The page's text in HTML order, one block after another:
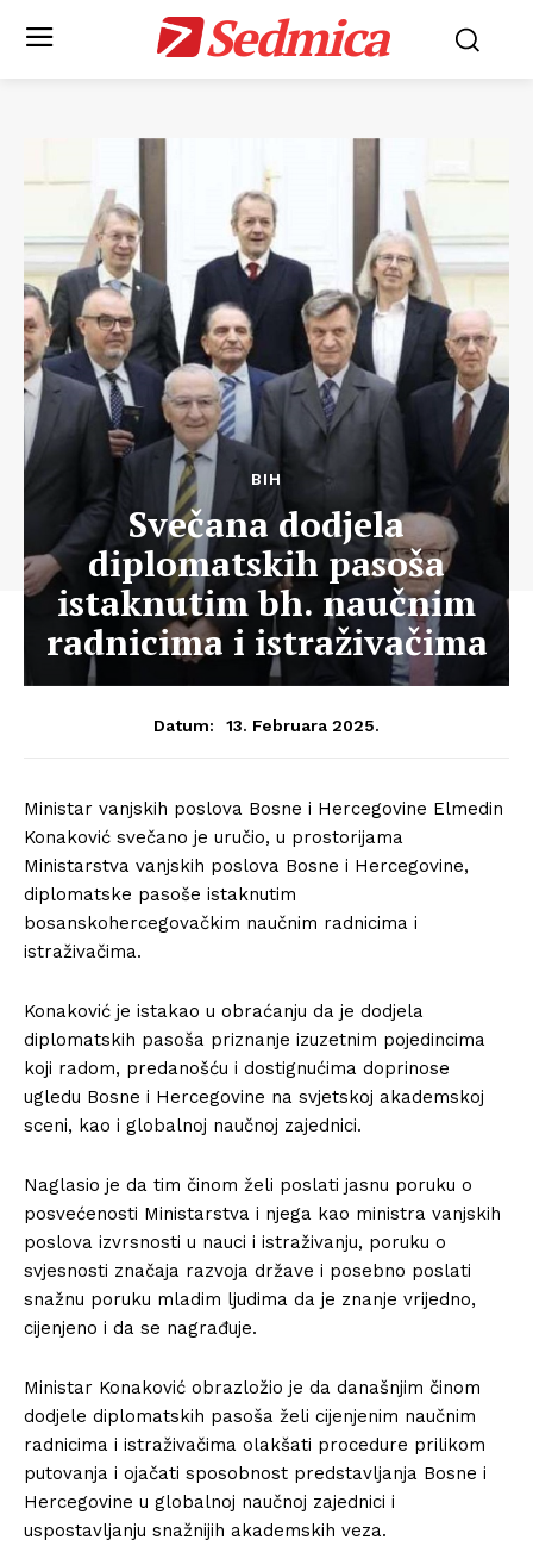
Sedmica
BIH
Svečana dodjela
diplomatskih pasoša
istaknutim bh. naučnim
radnicima i istraživačima
Datum: 13. Februara 2025.
Ministar vanjskih poslova Bosne i Hercegovine Elmedin
Konaković svečano je uručio, u prostorijama
Ministarstva vanjskih poslova Bosne i Hercegovine,
diplomatske pasoše istaknutim
bosanskohercegovačkim naučnim radnicima i
istraživačima.
Konaković je istakao u obraćanju da je dodjela
diplomatskih pasoša priznanje izuzetnim pojedincima
koji radom, predanošću i dostignućima doprinose
ugledu Bosne i Hercegovine na svjetskoj akademskoj
sceni, kao i globalnoj naučnoj zajednici.
Naglasio je da tim činom želi poslati jasnu poruku o
posvećenosti Ministarstva i njega kao ministra vanjskih
poslova izvrsnosti u nauci i istraživanju, poruku o
svjesnosti značaja razvoja države i posebno poslati
snažnu poruku mladim ljudima da je znanje vrijedno,
cijenjeno i da se nagrađuje.
Ministar Konaković obrazložio je da današnjim činom
dodjele diplomatskih pasoša želi cijenjenim naučnim
radnicima i istraživačima olakšati procedure prilikom
putovanja i ojačati sposobnost predstavljanja Bosne i
Hercegovine u globalnoj naučnoj zajednici i
uspostavljanju snažnijih akademskih veza.